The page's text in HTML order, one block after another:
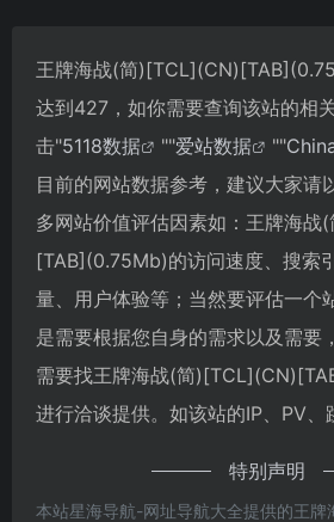
王牌海战(简
达到427，如你需要查询该站的相
击"5118数据 ""爱站数据 ""
目前的网站数据参考，建议大家请
多网站价值评估因素如：王牌海战
[TAB](0.75Mb)的访问速度、搜索
量、用户体验等；当然要评估一个
是需要根据您自身的需求以及需要
需要找王牌海战(简
进行洽谈提供。如该站的IP、PV、
特别声明
本站星海导航-网址导航大全提供的王